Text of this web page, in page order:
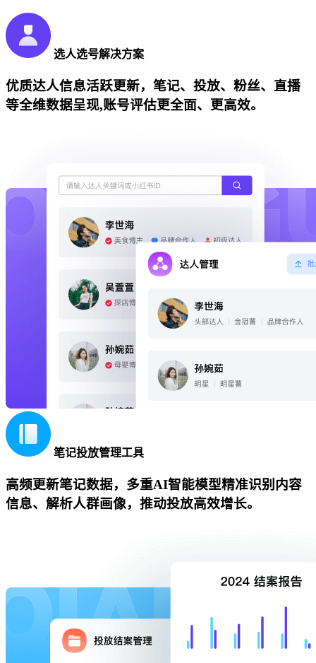
选人选号解决方案
优质达人信息活跃更新，笔记、投放、粉丝、直播
等全维数据呈现,账号评估更全面、更高效。
笔记投放管理工具
高频更新笔记数据，多重AI智能模型精准识别内容
信息、解析人群画像，推动投放高效增长。